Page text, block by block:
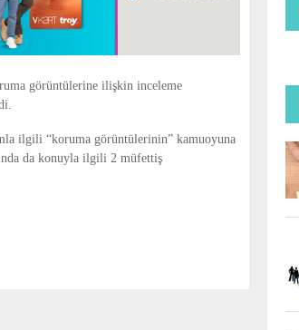
görüntülerine ilişkin inceleme
ilgili “koruma görüntülerinin” kamuoyuna
da konuyla ilgili 2 müfettiş